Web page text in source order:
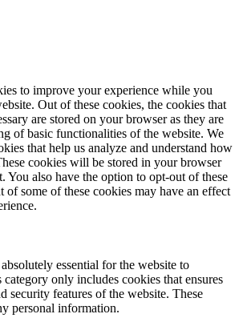
to improve your experience while you
Out of these cookies, the cookies that
are stored on your browser as they are
of basic functionalities of the website. We
that help us analyze and understand how
cookies will be stored in your browser
You also have the option to opt-out of these
some of these cookies may have an effect
essential for the website to
only includes cookies that ensures
security features of the website. These
personal information.